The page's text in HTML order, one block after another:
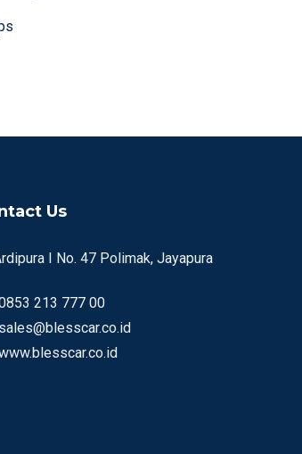
Us
I No. 47 Polimak, Jayapura
213 777 00
sales@blesscar.co.id